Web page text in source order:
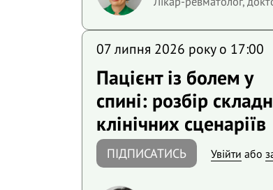
07 липня 2026 року o 17:00
Пацієнт із болем у
спині: розбір
клінічних сценаріїв
ПІДПИСАТИСЬ Увійти або